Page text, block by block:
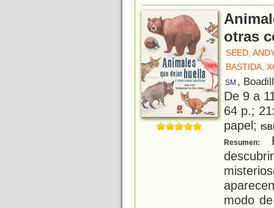
otras
SEED,
BASTIDA,
SM ,
De 9 a
64 p.;
papel;
Resumen:
modo